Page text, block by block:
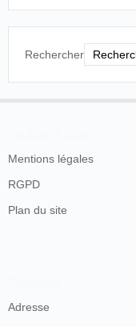
Rechercher
Mentions légales
RGPD
Plan du site
Adresse